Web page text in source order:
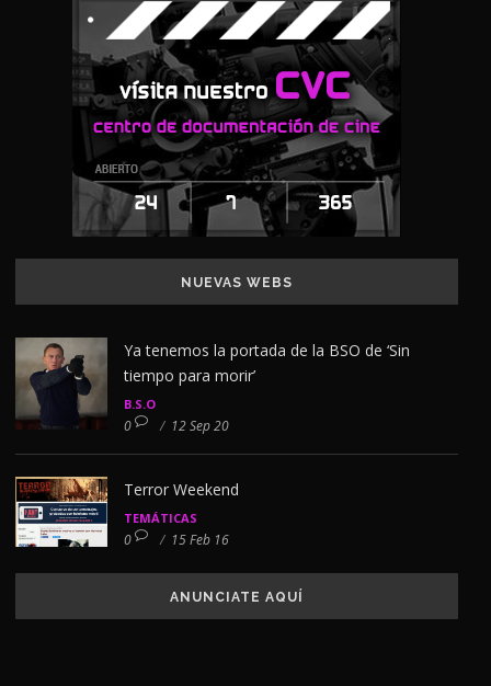
NUEVAS WEBS
Ya tenemos la portada de la BSO de ‘Sin
tiempo para morir’
B.S.O
0 / 12 Sep 20
Terror Weekend
TEMÁTICAS
0 / 15 Feb 16
ANUNCIATE AQUÍ